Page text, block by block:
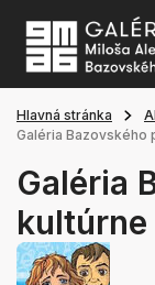
Hlavná stránka
Galéria Bazovského
Galéria